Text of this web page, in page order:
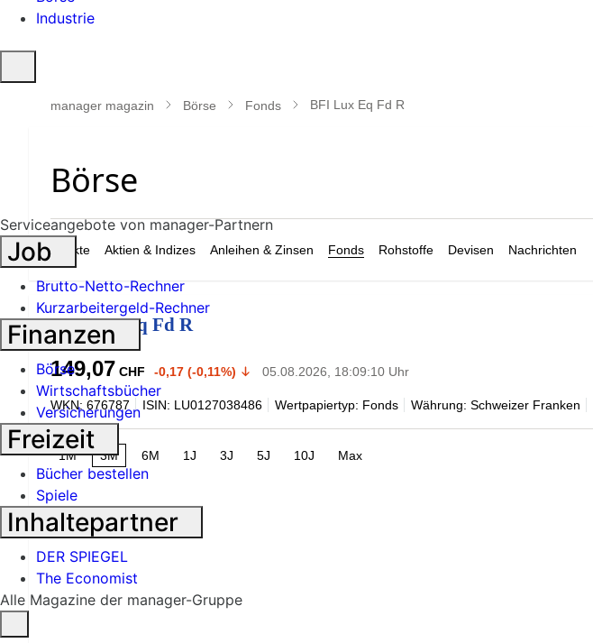
Industrie
öffnen
manager magazin Börse Fonds BFI Lux Eq Fd R
Märkte Aktien & Indizes Anleihen & Zinsen Fonds Rohstoffe Devisen Nachrichten
BFI Lux Eq Fd R
149,07 CHF -0,17 (-0,11%) 05.08.2026, 18:09:10 Uhr
WKN: 676787 ISIN: LU0127038486 Wertpapiertyp: Fonds Währung: Schweizer Franken
1M 3M 6M 1J 3J 5J 10J Max
Serviceangebote von manager-Partnern
Job
Brutto-Netto-Rechner
Kurzarbeitergeld-Rechner
Finanzen
Börse
Wirtschaftsbücher
Versicherungen
Freizeit
Bücher bestellen
Spiele
Inhaltepartner
DER SPIEGEL
The Economist
Alle Magazine der manager-Gruppe